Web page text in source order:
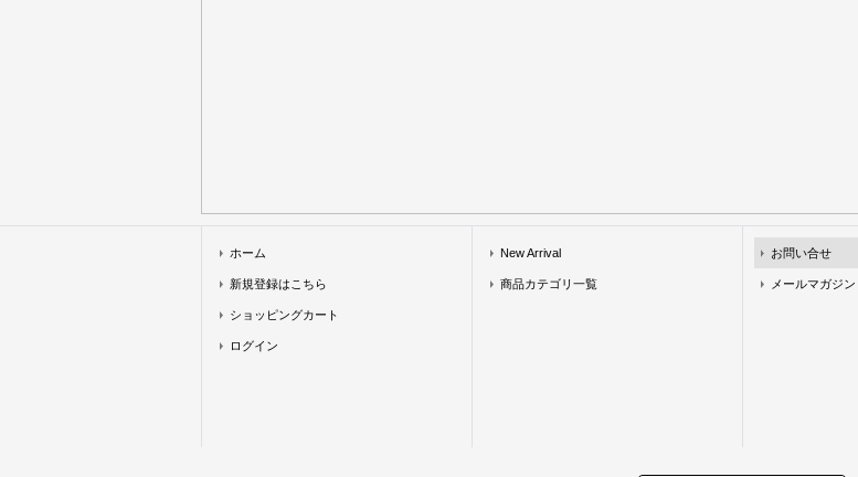
ホーム
新規登録はこちら
ショッピングカート
ログイン
New Arrival
商品カテゴリ一覧
お問い合せ
メールマガジン